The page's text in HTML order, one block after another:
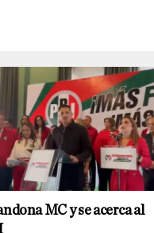
MC y se acerca al